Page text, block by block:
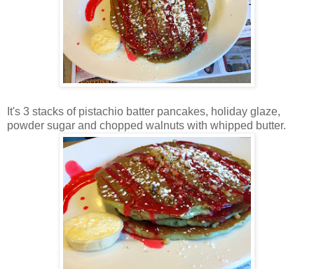
It's 3 stacks of pistachio batter pancakes, holiday glaze,
powder sugar and chopped walnuts with whipped butter.